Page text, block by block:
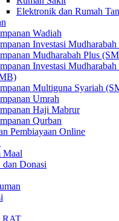
Elektronik dan Rumah
Wadiah
Investasi
Mudharabah Plus
Investasi
Multiguna Syariah
Umrah
Haji Mabrur
Qurban
Pembiayaan Online
Maal
Donasi
RAT